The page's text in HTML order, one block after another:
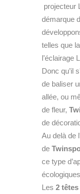
projecteur
démarque
telles que
l’éclairage
Donc qu’il
de baliser
allée, ou
de fleur,
de
Au delà de
de
ce type
Les 2